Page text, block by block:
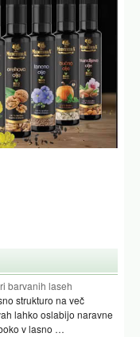
barvanih laseh
strukturo na več
lahko oslabijo naravne
v lasno …